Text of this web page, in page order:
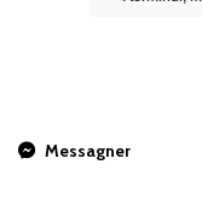
Messagner